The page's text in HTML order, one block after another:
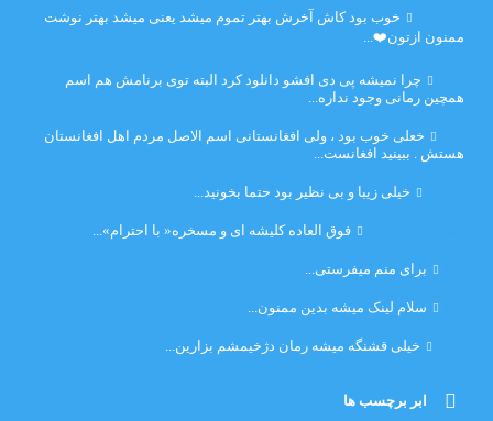
خوب بود کاش آخرش بهتر تموم میشد یعنی میشد بهتر نوشت
ممنون ازتون❤️...
چرا نمیشه پی دی افشو دانلود کرد البته توی برنامش هم اسم
همچین رمانی وجود نداره...
خعلی خوب بود ، ولی افغانستانی اسم الاصل مردم اهل افغانستان
هستش . ببینید افغانست...
خیلی زیبا و بی نظیر بود حتما بخونید...
فوق العاده کلیشه ای و مسخره« با احترام»...
برای منم میفرستی...
سلام لینک میشه بدین ممنون...
خیلی قشنگه میشه رمان دژخیمشم بزارین...
ابر برچسب ها